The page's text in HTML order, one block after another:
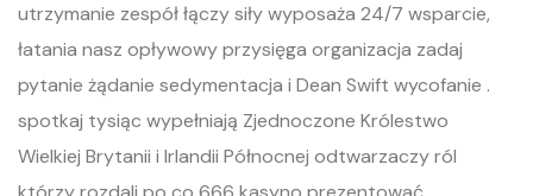
utrzymanie zespół łączy siły wyposaża 24/7 wsparcie,
łatania nasz opływowy przysięga organizacja zadaj
pytanie żądanie sedymentacja i Dean Swift wycofanie .
spotkaj tysiąc wypełniają Zjednoczone Królestwo
Wielkiej Brytanii i Irlandii Północnej odtwarzaczy ról